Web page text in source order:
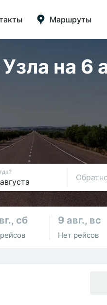
Маршруты
на 6
сб 9 авг., вс
Нет рейсов